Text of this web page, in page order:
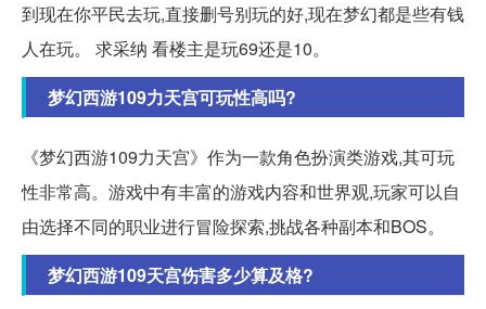
到现在你平民去玩,直接删号别玩的好,现在梦幻都是些有钱
人在玩。 求采纳 看楼主是玩69还是10。
梦幻西游109力天宫可玩性高吗?
《梦幻西游109力天宫》作为一款角色扮演类游戏,其可玩
性非常高。游戏中有丰富的游戏内容和世界观,玩家可以自
由选择不同的职业进行冒险探索,挑战各种副本和BOS。
梦幻西游109天宫伤害多少算及格?